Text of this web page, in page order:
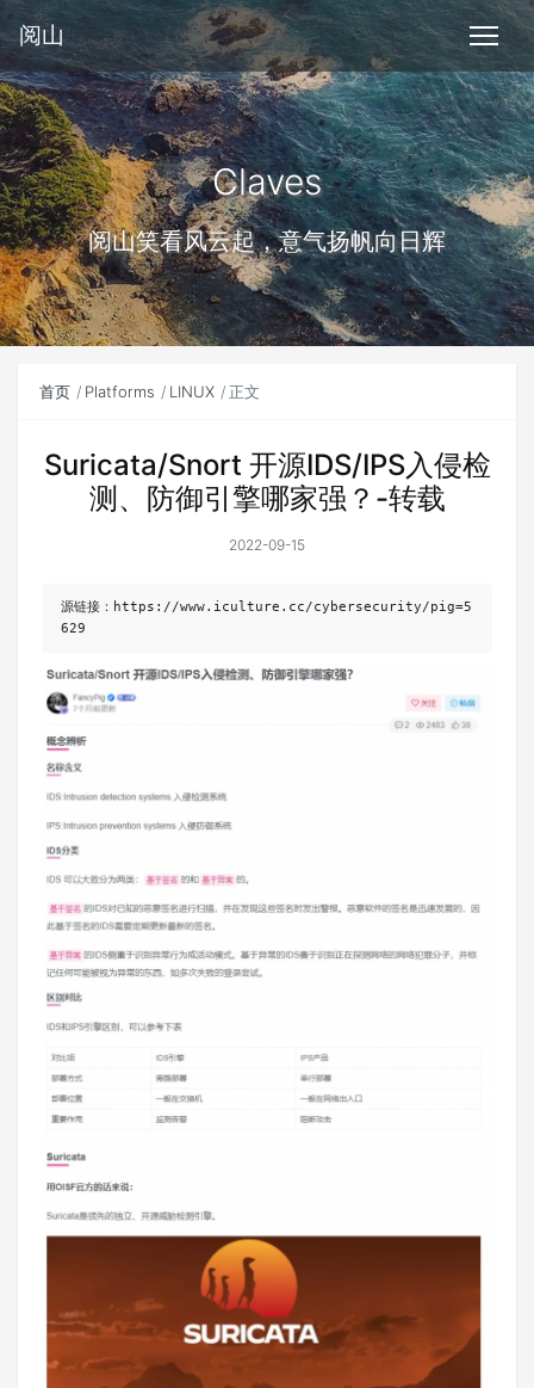
阅山
Claves
阅山笑看风云起，意气扬帆向日辉
首页 Platforms LINUX 正文
Suricata/Snort 开源IDS/IPS入侵检
测、防御引擎哪家强？-转载
2022-09-15
源链接：https://www.iculture.cc/cybersecurity/pig=5
629